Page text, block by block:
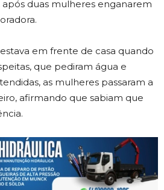
após duas mulheres enganarem
em frente de casa quando
que pediram água e
as mulheres passaram a
afirmando que sabiam que